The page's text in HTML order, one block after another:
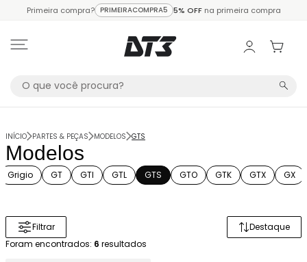
Primeira compra? PRIMEIRACOMPRA5 5% OFFna primeira compra
INÍCIO PARTES & PEÇAS MODELOS GTS
Modelos
Grigio GT GTI GTL GTS GTO GTK GTX GX
Foram encontrados: 6 resultados
Ordenar
Destaque
Filtrar